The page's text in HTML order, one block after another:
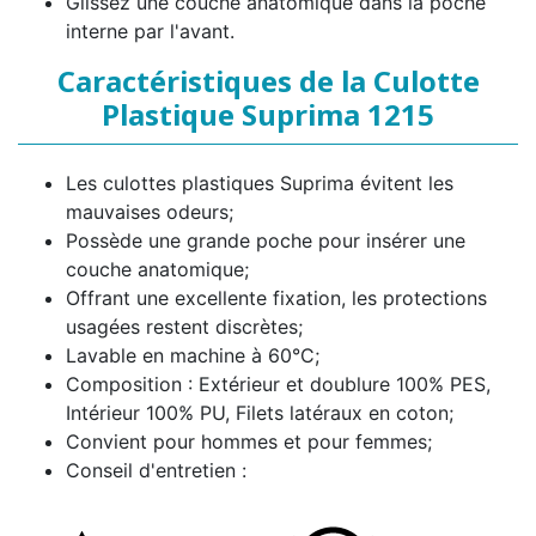
interne par l'avant.
Caractéristiques de la Culotte
Plastique Suprima 1215
Les culottes plastiques Suprima évitent les
mauvaises odeurs;
Possède une grande poche pour insérer une
couche anatomique;
Offrant une excellente fixation, les protections
usagées restent discrètes;
Lavable en machine à 60°C;
Composition : Extérieur et doublure 100% PES,
Intérieur 100% PU, Filets latéraux en coton;
Convient pour hommes et pour femmes;
Conseil d'entretien :